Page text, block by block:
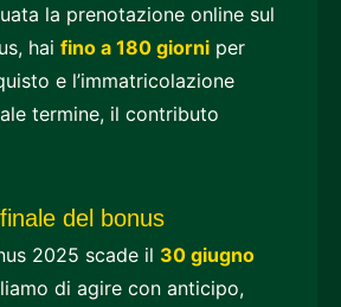
la prenotazione online sul
hai fino a 180 giorni per
e l’immatricolazione
termine, il contributo
del bonus
2025 scade il 30 giugno
di agire con anticipo,